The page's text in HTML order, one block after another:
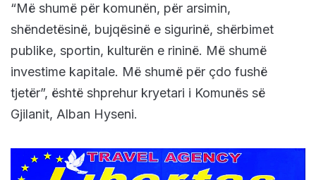
“Më shumë për komunën, për arsimin,
shëndetësinë, bujqësinë e sigurinë, shërbimet
publike, sportin, kulturën e rininë. Më shumë
investime kapitale. Më shumë për çdo fushë
tjetër”, është shprehur kryetari i Komunës së
Gjilanit, Alban Hyseni.